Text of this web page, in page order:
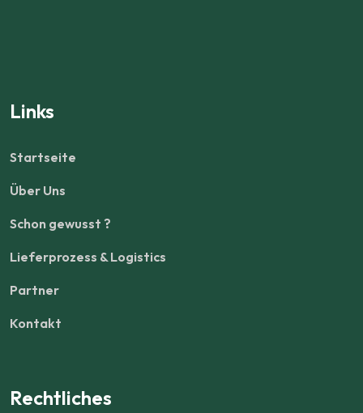
Links
Startseite
Über Uns
Schon gewusst ?
Lieferprozess & Logistics
Partner
Kontakt
Rechtliches